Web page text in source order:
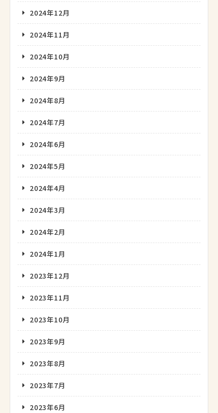
2024年12月
2024年11月
2024年10月
2024年9月
2024年8月
2024年7月
2024年6月
2024年5月
2024年4月
2024年3月
2024年2月
2024年1月
2023年12月
2023年11月
2023年10月
2023年9月
2023年8月
2023年7月
2023年6月